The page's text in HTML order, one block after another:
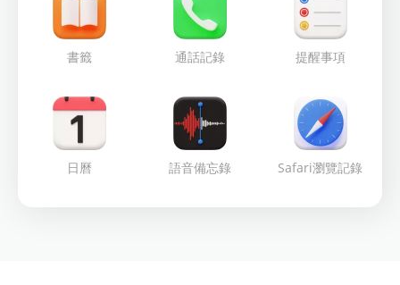
書籤 通話記錄 提醒事項
日曆 語音備忘錄 Safari瀏覽記錄